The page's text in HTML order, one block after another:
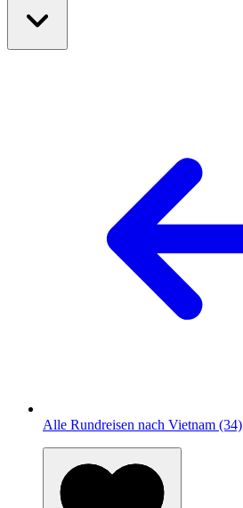
Alle Rundreisen nach Vietnam (34)